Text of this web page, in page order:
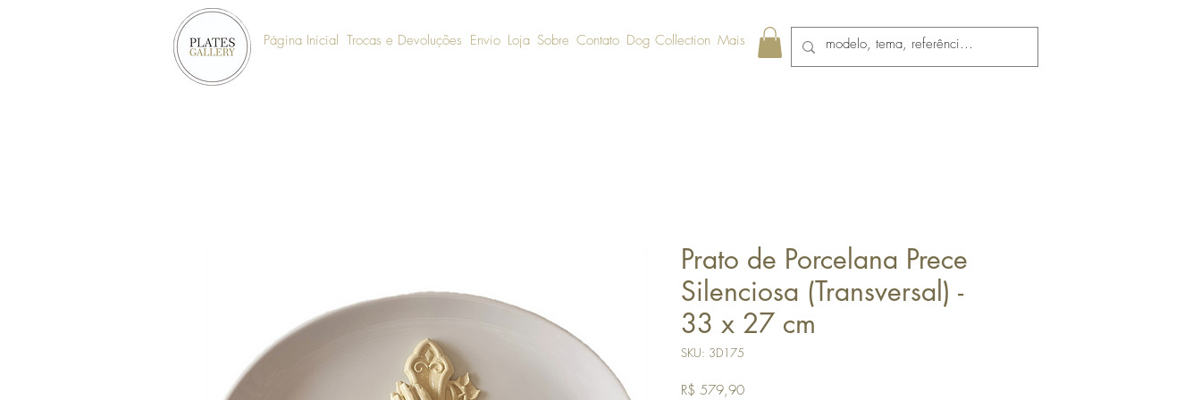
Página Inicial Trocas e Devoluções Envio Loja Sobre Contato Dog Collection Mais
Prato de Porcelana Prece
Silenciosa (Transversal) -
33 x 27 cm
SKU: 3D175
R$ 579,90Preço